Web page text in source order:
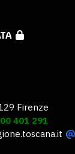
Firenze
401 291